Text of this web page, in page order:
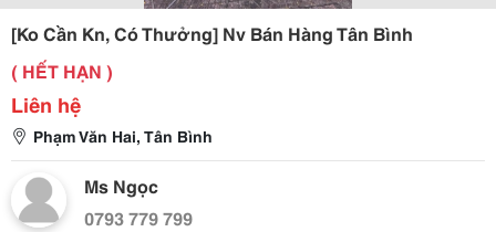
[Ko Cần Kn, Có Thưởng] Nv Bán Hàng Tân Bình
( HẾT HẠN )
Liên hệ
Phạm Văn Hai, Tân Bình
Ms Ngọc
0793 779 799